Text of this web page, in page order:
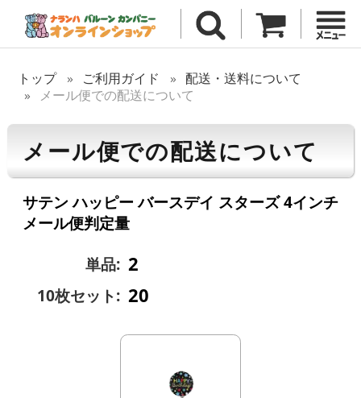
トップ ご利用ガイド
配送・送料について
メール便での配送について
メール便での配送について
サテン ハッピー バースデイ スターズ 4インチ
メール便判定量
単品: 2
10枚セット: 20